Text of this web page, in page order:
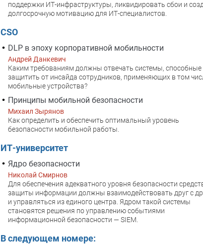
поддержки ИТ-инфраструктуры, ликвидировать сбои и
долгосрочную мотивацию для ИТ-специалистов.
CSO
DLP в эпоху корпоративной мобильности
Андрей Данкевич
Каким требованиям должны отвечать системы, способные
защитить от инсайда сотрудников, применяющих в том
мобильные устройства?
Принципы мобильной безопасности
Михаил Зырянов
Как определить и обеспечить оптимальный уровень
безопасности мобильной работы.
ИТ-университет
Ядро безопасности
Николай Смирнов
Для обеспечения адекватного уровня безопасности
защиты информации должны взаимодействовать друг с
и управляться из единого центра. Ядром такой системы
становятся решения по управлению событиями
информационной безопасности — SIEM.
В следующем номере: